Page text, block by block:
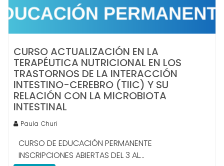
CURSO ACTUALIZACIÓN EN LA
TERAPÉUTICA NUTRICIONAL EN LOS
TRASTORNOS DE LA INTERACCIÓN
INTESTINO-CEREBRO (TIIC) Y SU
RELACIÓN CON LA MICROBIOTA
INTESTINAL
Paula Churi
CURSO DE EDUCACIÓN PERMANENTE
INSCRIPCIONES ABIERTAS DEL 3 AL...